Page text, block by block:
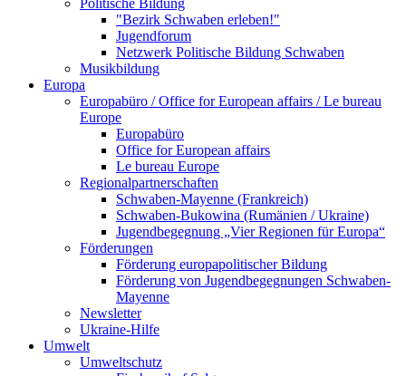
Politische Bildung
"Bezirk Schwaben erleben!"
Jugendforum
Netzwerk Politische Bildung Schwaben
Musikbildung
Europa
Europabüro / Office for European affairs / Le bureau
Europe
Europabüro
Office for European affairs
Le bureau Europe
Regionalpartnerschaften
Schwaben-Mayenne (Frankreich)
Schwaben-Bukowina (Rumänien / Ukraine)
Jugendbegegnung „Vier Regionen für Europa“
Förderungen
Förderung europapolitischer Bildung
Förderung von Jugendbegegnungen Schwaben-
Mayenne
Newsletter
Ukraine-Hilfe
Umwelt
Umweltschutz